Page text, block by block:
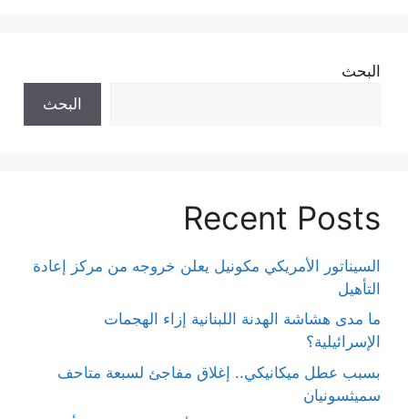
البحث
البحث
Recent Posts
السيناتور الأمريكي مكونيل يعلن خروجه من مركز إعادة
التأهيل
ما مدى هشاشة الهدنة اللبنانية إزاء الهجمات
الإسرائيلية؟
بسبب عطل ميكانيكي.. إغلاق مفاجئ لسبعة متاحف
سميثسونيان